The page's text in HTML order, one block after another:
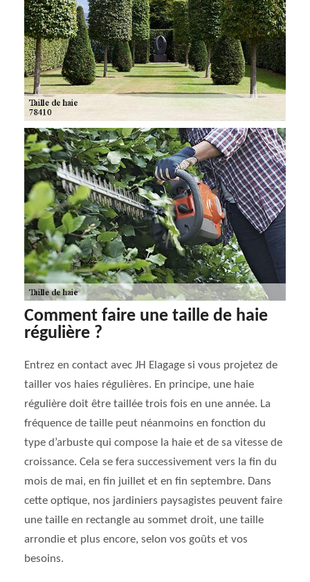
Comment faire une taille de haie
régulière ?
Entrez en contact avec JH Elagage si vous projetez de
tailler vos haies régulières. En principe, une haie
régulière doit être taillée trois fois en une année. La
fréquence de taille peut néanmoins en fonction du
type d’arbuste qui compose la haie et de sa vitesse de
croissance. Cela se fera successivement vers la fin du
mois de mai, en fin juillet et en fin septembre. Dans
cette optique, nos jardiniers paysagistes peuvent faire
une taille en rectangle au sommet droit, une taille
arrondie et plus encore, selon vos goûts et vos
besoins.